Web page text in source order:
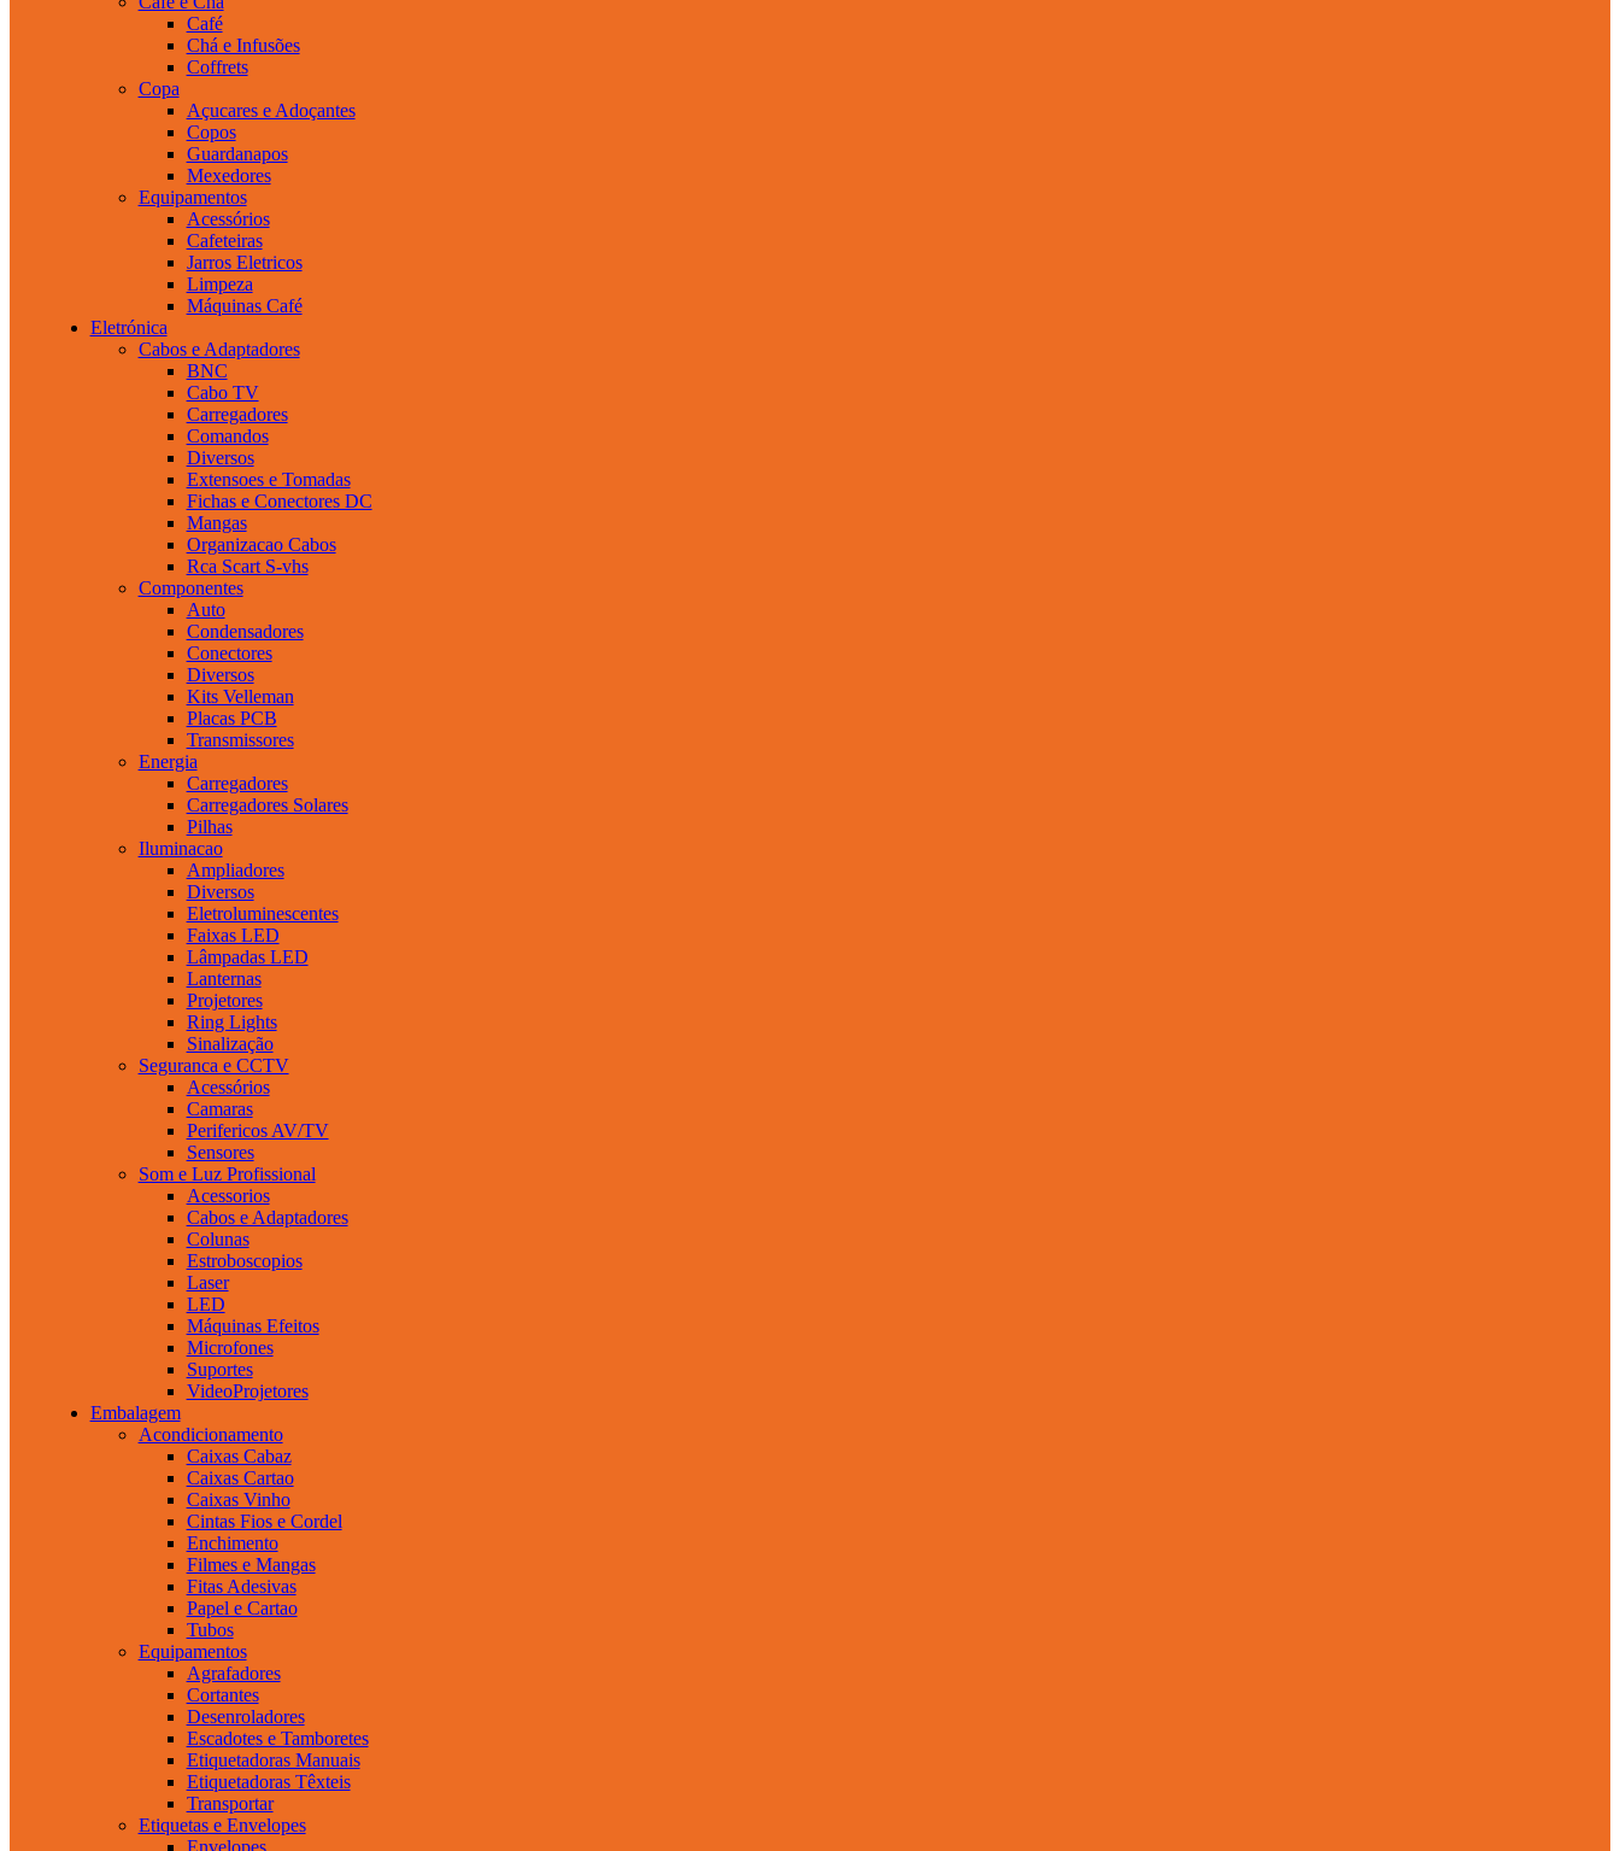
Café
Chá e Infusões
Coffrets
Copa
Açucares e Adoçantes
Copos
Guardanapos
Mexedores
Equipamentos
Acessórios
Cafeteiras
Jarros Eletricos
Limpeza
Máquinas Café
Eletrónica
Cabos e Adaptadores
BNC
Cabo TV
Carregadores
Comandos
Diversos
Extensoes e Tomadas
Fichas e Conectores DC
Mangas
Organizacao Cabos
Rca Scart S-vhs
Componentes
Auto
Condensadores
Conectores
Diversos
Kits Velleman
Placas PCB
Transmissores
Energia
Carregadores
Carregadores Solares
Pilhas
Iluminacao
Ampliadores
Diversos
Eletroluminescentes
Faixas LED
Lâmpadas LED
Lanternas
Projetores
Ring Lights
Sinalização
Seguranca e CCTV
Acessórios
Camaras
Perifericos AV/TV
Sensores
Som e Luz Profissional
Acessorios
Cabos e Adaptadores
Colunas
Estroboscopios
Laser
LED
Máquinas Efeitos
Microfones
Suportes
VideoProjetores
Embalagem
Acondicionamento
Caixas Cabaz
Caixas Cartao
Caixas Vinho
Cintas Fios e Cordel
Enchimento
Filmes e Mangas
Fitas Adesivas
Papel e Cartao
Tubos
Equipamentos
Agrafadores
Cortantes
Desenroladores
Escadotes e Tamboretes
Etiquetadoras Manuais
Etiquetadoras Têxteis
Transportar
Etiquetas e Envelopes
Envelopes